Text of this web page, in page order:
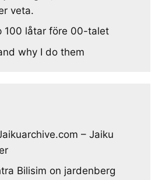
veta.
100 låtar före 00-talet
why I do them
– Jaiku
Bilisim on jardenberg